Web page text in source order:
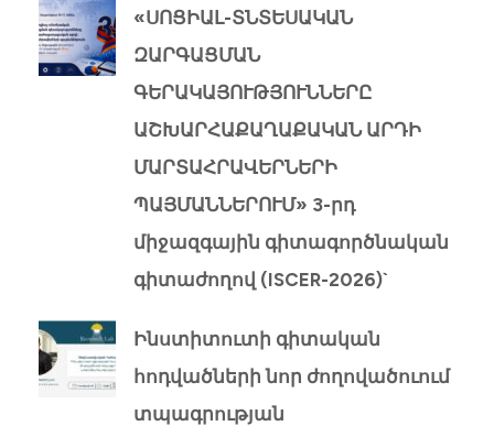
«ՍՈՑԻԱԼ-ՏՆՏԵՍԱԿԱՆ
ԶԱՐԳԱՑՄԱՆ
ԳԵՐԱԿԱՅՈՒԹՅՈՒՆՆԵՐԸ
ԱՇԽԱՐՀԱՔԱՂԱՔԱԿԱՆ ԱՐԴԻ
ՄԱՐՏԱՀՐԱՎԵՐՆԵՐԻ
ՊԱՅՄԱՆՆԵՐՈՒՄ» 3-րդ
միջազգային գիտագործնական
գիտաժողով (ISCER-2026)`
Ինստիտուտի գիտական
հոդվածների նոր ժողովածուում
տպագրության